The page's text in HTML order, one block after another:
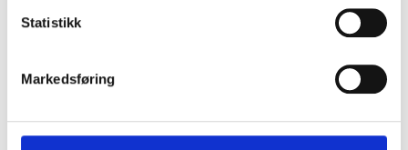
Statistikk
Markedsføring
LES MER